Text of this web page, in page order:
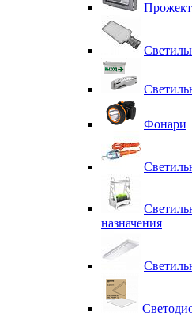
Фонари
назначения